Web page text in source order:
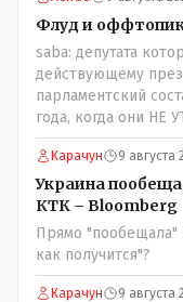
Флуд и
saba: депутата
действующему
парламентский
года, когда они НЕ
Назарбаева,
некоторых
Назарбай волевым
состав. Имя -
юывший секретарь
депутат
партии
НЕОДНОКРАТНО,
Карачун 9 августа
Украина
КТК – Bloomberg
Прямо "пообещала"
как получится"?
Карачун 9 августа